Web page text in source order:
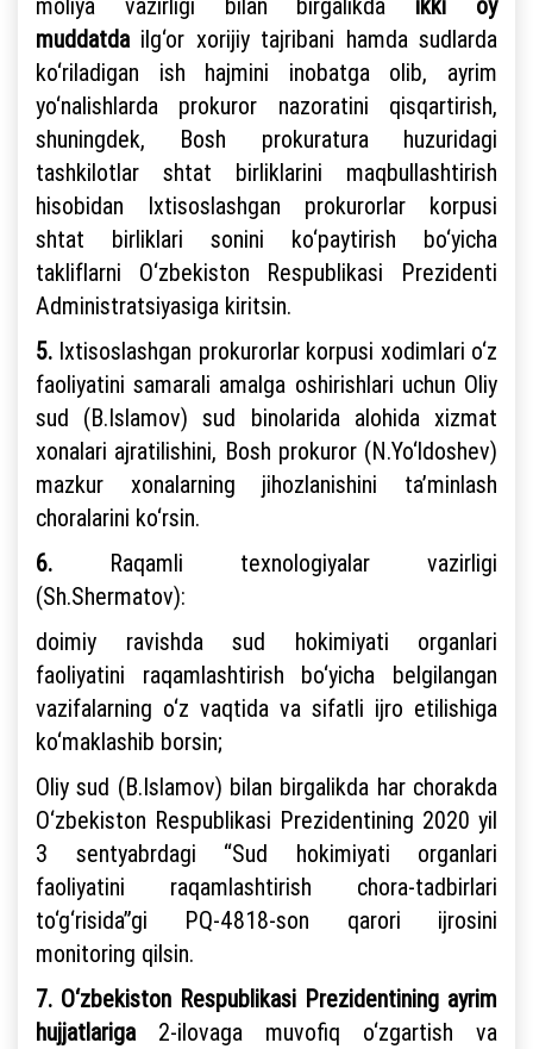
muddatdailg‘or xorijiy tajribani hamda sudlarda
ko‘riladigan ish hajmini inobatga olib, ayrim
yo‘nalishlarda prokuror nazoratini qisqartirish,
shuningdek, Bosh prokuratura huzuridagi
tashkilotlar shtat birliklarini maqbullashtirish
hisobidan Ixtisoslashgan prokurorlar korpusi
shtat birliklari sonini ko‘paytirish bo‘yicha
takliflarni O‘zbekiston Respublikasi Prezidenti
Administratsiyasiga kiritsin.
5. Ixtisoslashgan prokurorlar korpusi xodimlari o‘z
faoliyatini samarali amalga oshirishlari uchun Oliy
sud (B.Islamov) sud binolarida alohida xizmat
xonalari ajratilishini, Bosh prokuror (N.Yo‘ldoshev)
mazkur xonalarning jihozlanishini ta’minlash
choralarini ko‘rsin.
6. Raqamli texnologiyalar vazirligi
(Sh.Shermatov):
doimiy ravishda sud hokimiyati organlari
faoliyatini raqamlashtirish bo‘yicha belgilangan
vazifalarning o‘z vaqtida va sifatli ijro etilishiga
ko‘maklashib borsin;
Oliy sud (B.Islamov) bilan birgalikda har chorakda
O‘zbekiston Respublikasi Prezidentining 2020 yil
3 sentyabrdagi “Sud hokimiyati organlari
faoliyatini raqamlashtirish chora-tadbirlari
to‘g‘risida”gi PQ-4818-son qarori ijrosini
monitoring qilsin.
7. O‘zbekiston Respublikasi Prezidentining ayrim
hujjatlariga2-ilovaga muvofiq o‘zgartish va